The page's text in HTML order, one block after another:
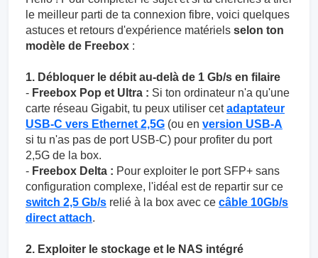
le meilleur parti de ta connexion fibre, voici quelques
astuces et retours d'expérience matériels selon ton
modèle de Freebox :
1. Débloquer le débit au-delà de 1 Gb/s en filaire
- Freebox Pop et Ultra : Si ton ordinateur n'a qu'une
carte réseau Gigabit, tu peux utiliser cetadaptateur
USB-C vers Ethernet 2,5G (ou en version USB-A
si tu n'as pas de port USB-C) pour profiter du port
2,5G de la box.
- Freebox Delta : Pour exploiter le port SFP+ sans
configuration complexe, l'idéal est de repartir sur ce
switch 2,5 Gb/s relié à la box avec ce câble 10Gb/s
direct attach.
2. Exploiter le stockage et le NAS intégré